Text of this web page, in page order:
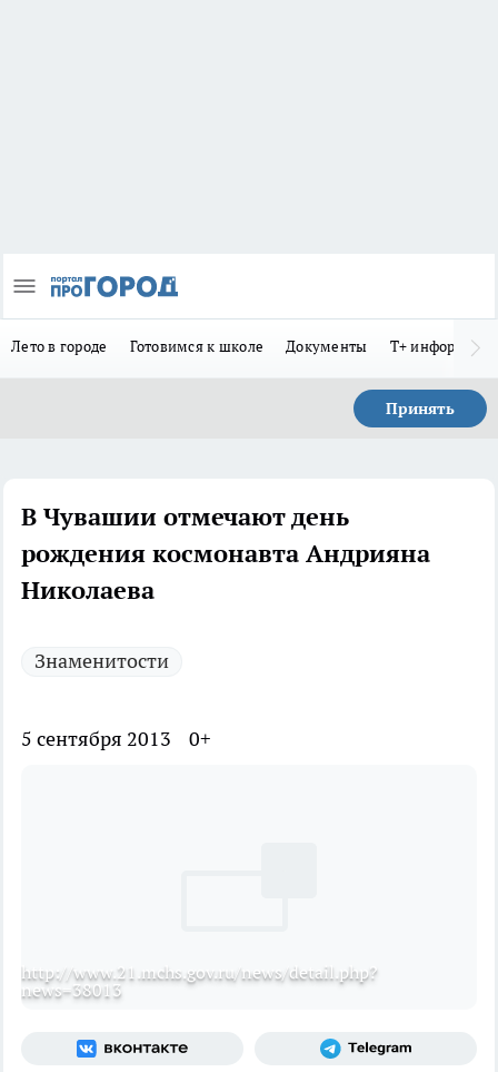
Лето в городе Готовимся к школе Документы Т+
Принять
В Чувашии отмечают день
рождения космонавта Андрияна
Николаева
Знаменитости
5 сентября 2013 0+
http://www.21.mchs.gov.ru/news/detail.php?
news=38013